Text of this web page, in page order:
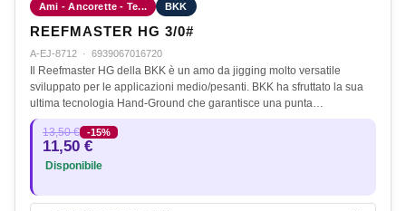
Ami - Ancorette - Te... BKK
REEFMASTER HG 3/0#
A-EJ-8712 · 6939067016720
Il Reefmaster HG della BKK è un amo da jigging molto versatile
sviluppato per le applicazioni medio/pesanti. BKK ha sfruttato la sua
ultima tecnologia Hand-Ground che garantisce una punta…
13,50 € -15%
11,50 €
Disponibile